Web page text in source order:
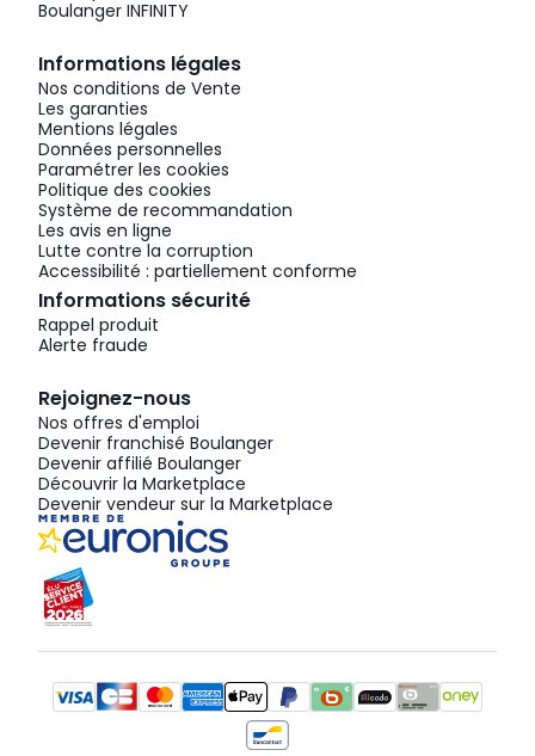
Boulanger INFINITY
Informations légales
Nos conditions de Vente
Les garanties
Mentions légales
Données personnelles
Paramétrer les cookies
Politique des cookies
Système de recommandation
Les avis en ligne
Lutte contre la corruption
Accessibilité : partiellement conforme
Informations sécurité
Rappel produit
Alerte fraude
Rejoignez-nous
Nos offres d'emploi
Devenir franchisé Boulanger
Devenir affilié Boulanger
Découvrir la Marketplace
Devenir vendeur sur la Marketplace